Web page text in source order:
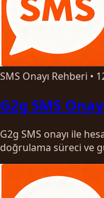
SMS Onayı Rehberi •
G2g SMS
G2g SMS onayı ile
doğrulama süreci ve